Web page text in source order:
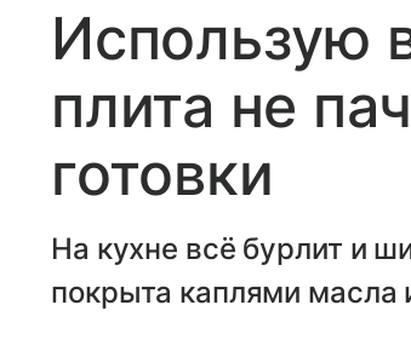
Использую
плита не
готовки
На кухне всё бурлит и
покрыта каплями масла